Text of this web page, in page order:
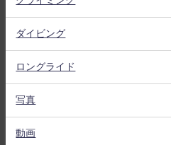
ダイビング
ロングライド
写真
動画